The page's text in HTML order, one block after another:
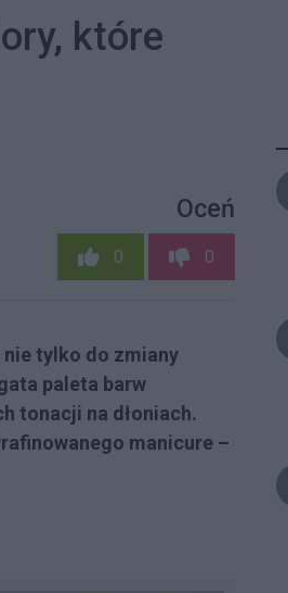
które
Oceń
0 0
tylko do zmiany
paleta barw
tonacji na dłoniach.
manicure –